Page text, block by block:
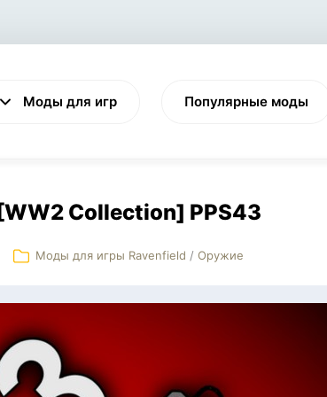
Моды для игр
VALHEIM CYBERPUNK 2077
Популярные моды
[WW2 Collection] PPS43
Моды для игры Ravenfield / Оружие